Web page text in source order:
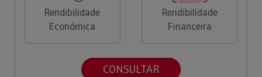
Rendibilidade
Económica
Rendibilidade
Financeira
CONSULTAR